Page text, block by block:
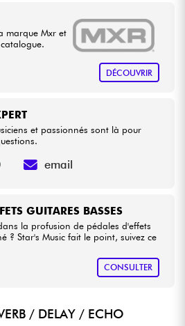
MusicBRUGES
• Star MusicLILLE
TOULOUSE
marque Mxr et
DÉCOUVRIR
GUITARES BASSES
la profusion de pédales d'effets
? Star's Music fait le point, suivez ce
CONSULTER
et passionnés sont là pour
email
/ DELAY / ECHO